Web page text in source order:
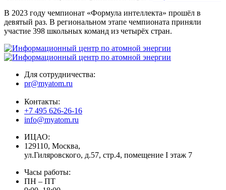
В 2023 году чемпионат «Формула интеллекта» прошёл в
девятый раз. В региональном этапе чемпионата приняли
участие 398 школьных команд из четырёх стран.
Для сотрудничества:
pr@myatom.ru
Контакты:
+7 495 626-26-16
info@myatom.ru
ИЦАО:
129110, Москва,
ул.Гиляровского, д.57, стр.4, помещение I этаж 7
Часы работы:
ПН – ПТ